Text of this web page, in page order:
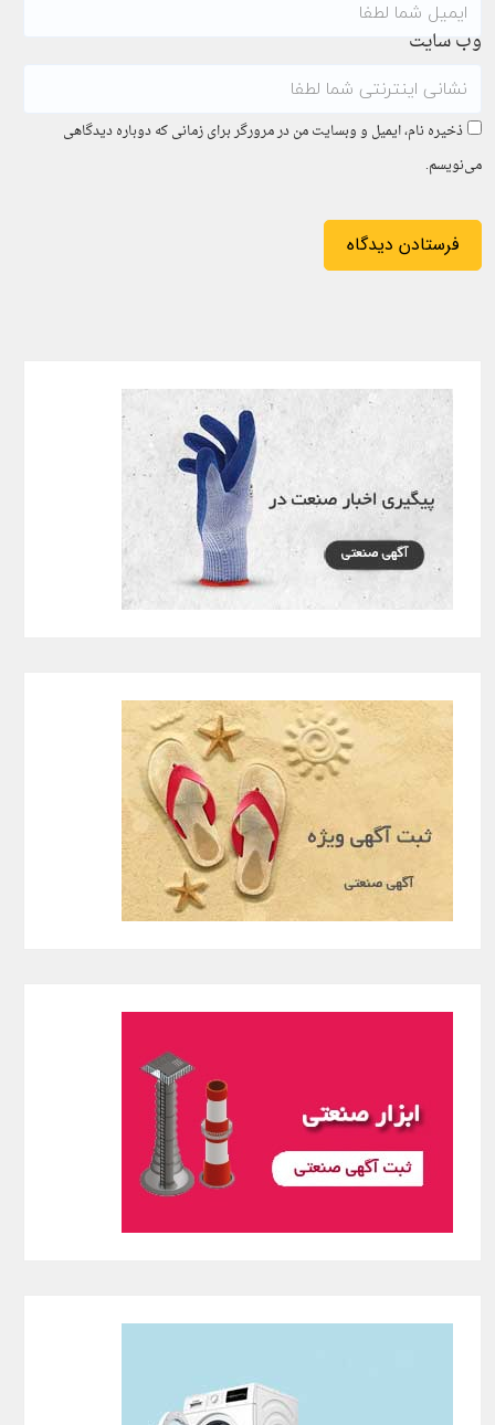
وب سایت
ذخیره نام، ایمیل و وبسایت من در مرورگر برای زمانی که دوباره دیدگاهی
می‌نویسم.